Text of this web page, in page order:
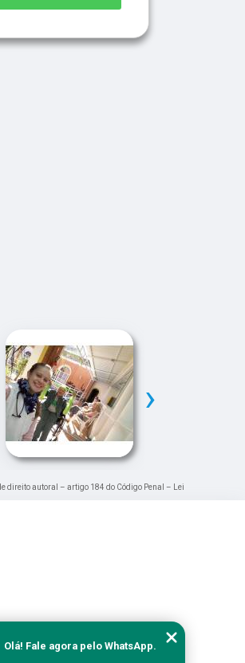
›
direito autoral – artigo 184 do Código Penal – Lei
Olá! Fale agora pelo WhatsApp.